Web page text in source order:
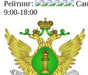
Рейтинг:
9:00-18:00